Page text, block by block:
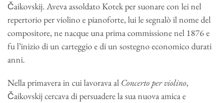
Čaikovskij. Aveva assoldato Kotek per suonare con lei nel
repertorio per violino e pianoforte, lui le segnalò il nome del
compositore, ne nacque una prima commissione nel 1876 e
fu l’inizio di un carteggio e di un sostegno economico durati
anni.
Nella primavera in cui lavorava al Concerto per violino,
Čaikovskij cercava di persuadere la sua nuova amica e